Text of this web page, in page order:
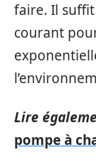
faire. Il
courant
Lire
pompe à